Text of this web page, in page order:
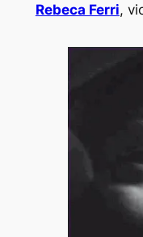
Rebeca Ferri,